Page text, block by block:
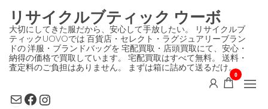
ン
テ
ン
ツ
リサイクルブティック ウーボ
大切にしてきた服だから、安心して手放したい。 リサイクルブ
ティックUOVOでは 百貨店・セレクト・ラグジュアリーブラン
ドの 洋服・ブランドバッグを 宅配買取・店頭買取にて、安心・
納得の価格で買取しています。 宅配買取はすべて無料。 送料・
査定料のご負担はありません。 まずは箱に詰めて送るだけ。
MailFacebook
Instagram
0